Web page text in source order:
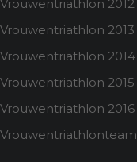
Vrouwentriathlon 2012
Vrouwentriathlon 2013
Vrouwentriathlon 2014
Vrouwentriathlon 2015
Vrouwentriathlon 2016
Vrouwentriathlonteam